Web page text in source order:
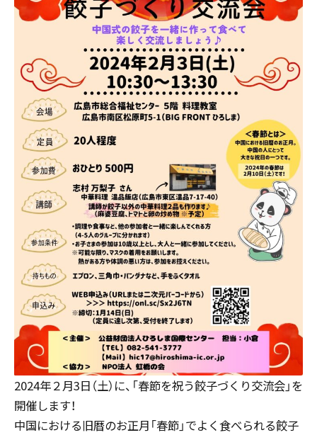
2024年２月3日（土）に、「春節を祝う餃子づくり交流会」を
開催します！
中国における旧暦のお正月「春節」でよく食べられる餃子